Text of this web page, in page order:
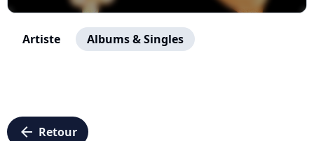
Artiste Albums & Singles
arrow_left Retour